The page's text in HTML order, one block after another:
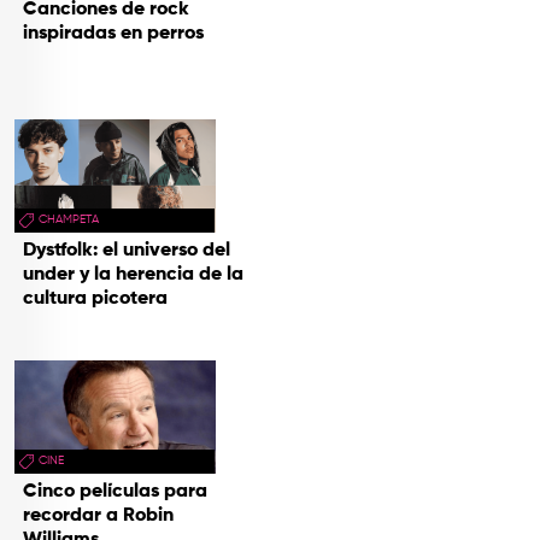
Canciones de rock
inspiradas en perros
CHAMPETA
Dystfolk: el universo del
under y la herencia de la
cultura picotera
CINE
Cinco películas para
recordar a Robin